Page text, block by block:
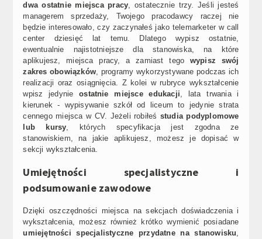
dwa ostatnie miejsca pracy, ostatecznie trzy. Jeśli jesteś
managerem sprzedaży, Twojego pracodawcy raczej nie
będzie interesowało, czy zaczynałeś jako telemarketer w call
center dziesięć lat temu. Dlatego wypisz ostatnie,
ewentualnie najistotniejsze dla stanowiska, na które
aplikujesz, miejsca pracy, a zamiast tego wypisz swój
zakres obowiązków, programy wykorzystywane podczas ich
realizacji oraz osiągnięcia. Z kolei w rubryce wykształcenie
wpisz jedynieostatnie miejsce edukacji, lata trwania i
kierunek - wypisywanie szkół od liceum to jedynie strata
cennego miejsca w CV. Jeżeli robiłeś studia podyplomowe
lub kursy, których specyfikacja jest zgodna ze
stanowiskiem, na jakie aplikujesz, możesz je dopisać w
sekcji wykształcenia.
Umiejętności specjalistyczne i
podsumowanie zawodowe
Dzięki oszczędności miejsca na sekcjach doświadczenia i
wykształcenia, możesz również krótko wymienić posiadane
umiejętności specjalistyczne przydatne na stanowisku,